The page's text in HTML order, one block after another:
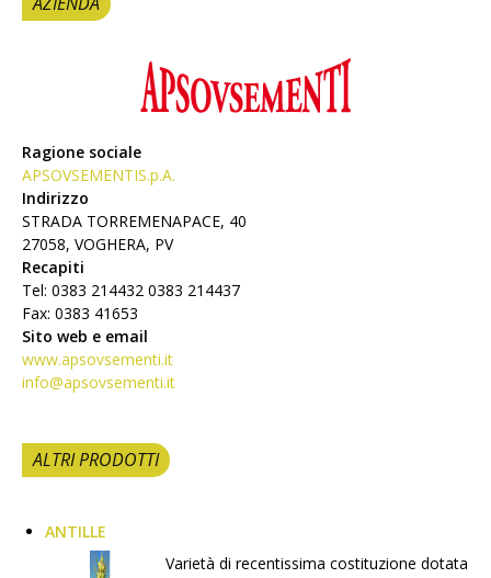
Ragione sociale
APSOVSEMENTIS.p.A.
Indirizzo
STRADA TORREMENAPACE, 40
27058, VOGHERA, PV
Recapiti
Tel: 0383 214432 0383 214437
Fax: 0383 41653
Sito web e email
www.apsovsementi.it
info@apsovsementi.it
ALTRI PRODOTTI
ANTILLE
Varietà di recentissima costituzione dotata